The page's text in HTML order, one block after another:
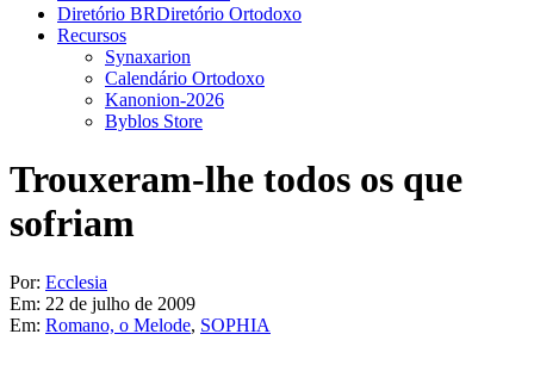
Diretório BRDiretório Ortodoxo
Recursos
Synaxarion
Calendário Ortodoxo
Kanonion-2026
Byblos Store
Trouxeram-lhe todos os que
sofriam
Por: Ecclesia
Em: 22 de julho de 2009
Em: Romano, o Melode, SOPHIA